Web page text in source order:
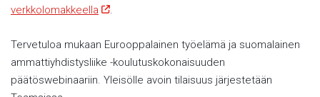
verkkolomakkeella
.
Tervetuloa mukaan Eurooppalainen työelämä ja suomalainen
ammattiyhdistysliike -koulutuskokonaisuuden
päätöswebinaariin. Yleisölle avoin tilaisuus järjestetään